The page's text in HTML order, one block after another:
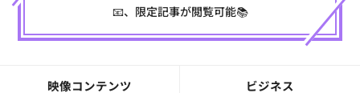
📧、限定記事が閲覧可能📚
映像コンテンツ ビジネス